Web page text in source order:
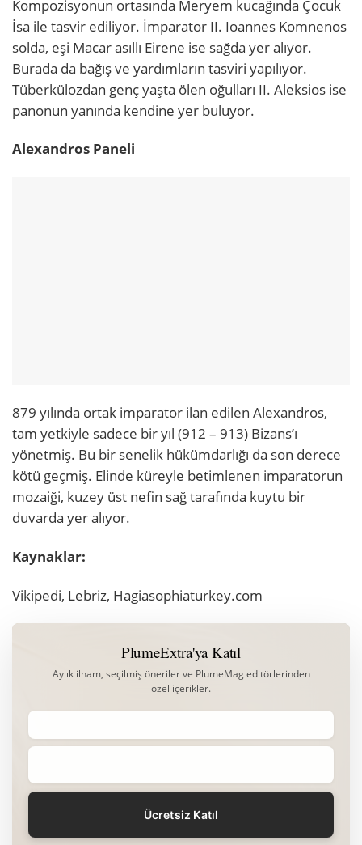
Kompozisyonun ortasında Meryem kucağında Çocuk
İsa ile tasvir ediliyor. İmparator II. Ioannes Komnenos
solda, eşi Macar asıllı Eirene ise sağda yer alıyor.
Burada da bağış ve yardımların tasviri yapılıyor.
Tüberkülozdan genç yaşta ölen oğulları II. Aleksios ise
panonun yanında kendine yer buluyor.
Alexandros Paneli
879 yılında ortak imparator ilan edilen Alexandros,
tam yetkiyle sadece bir yıl (912 – 913) Bizans’ı
yönetmiş. Bu bir senelik hükümdarlığı da son derece
kötü geçmiş. Elinde küreyle betimlenen imparatorun
mozaiği, kuzey üst nefin sağ tarafında kuytu bir
duvarda yer alıyor.
Kaynaklar:
Vikipedi, Lebriz, Hagiasophiaturkey.com
PlumeExtra'ya Katıl
Aylık ilham, seçilmiş öneriler ve PlumeMag editörlerinden
özel içerikler.